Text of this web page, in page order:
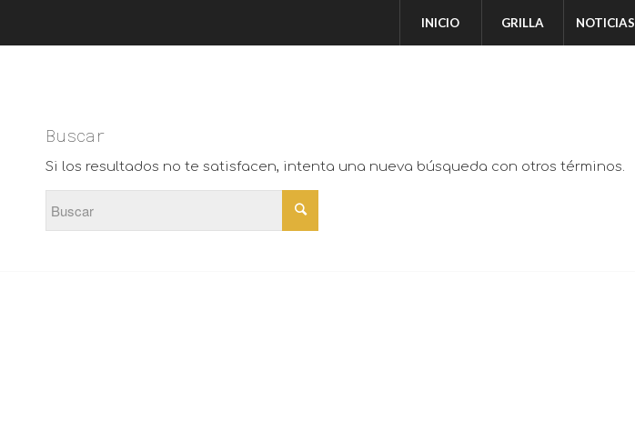
INICIO GRILLA NOTICIAS
Buscar
Si los resultados no te satisfacen, intenta una nueva búsqueda con otros términos.